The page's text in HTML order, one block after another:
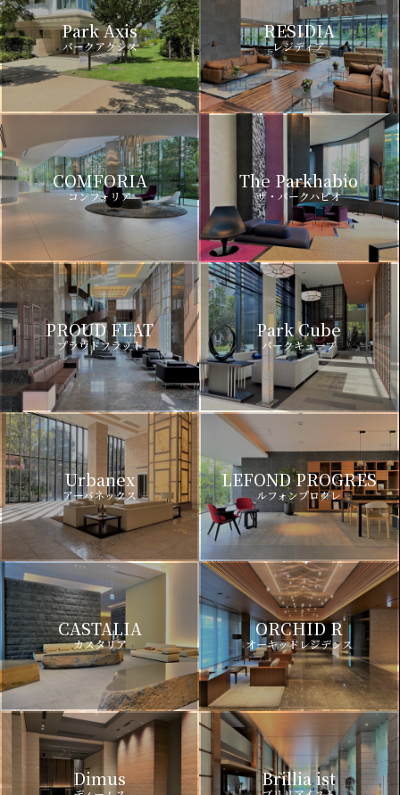
Park Axis
パークアクシス
RESIDIA
レジディア
COMFORIA
コンフォリア
The Parkhabio
ザ・パークハビオ
PROUD FLAT
プラウドフラット
Park Cube
パークキューブ
Urbanex
アーバネックス
LEFOND PROGRES
ルフォンプログレ
CASTALIA
カスタリア
ORCHID R
オーキッドレジデンス
Dimus Brillia ist